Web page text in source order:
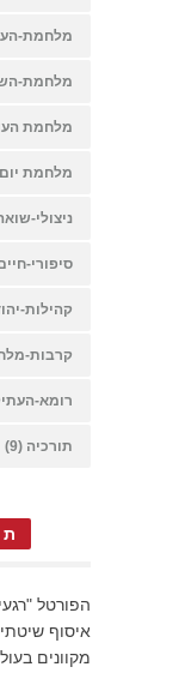
מלחמת-
מלחמת-
מלחמת
מלחמת
ניצולי-
סיפורי-
קהילות-
קרבות-
רומא-
תורכיה (9)
הפורטל
איסוף
מקוונים